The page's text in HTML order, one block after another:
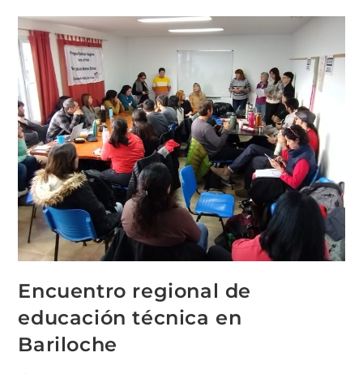
Encuentro regional de
educación técnica en
Bariloche